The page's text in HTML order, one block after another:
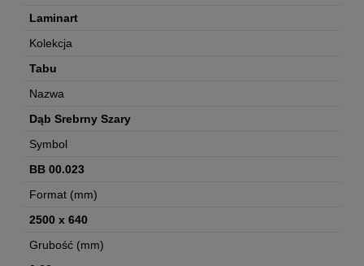
Laminart
Kolekcja
Tabu
Nazwa
Dąb Srebrny Szary
Symbol
BB 00.023
Format (mm)
2500 x 640
Grubość (mm)